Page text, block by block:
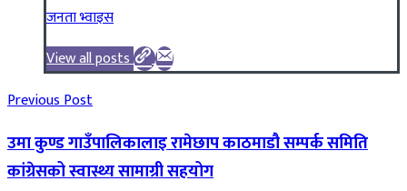
जनता भ्वाइस
View all posts
Previous Post
उमा कुण्ड गाउँपालिकालाइ रामेछाप काठमाडौ सम्पर्क समिति
कांग्रेसको स्वास्थ्य सामाग्री सहयोग